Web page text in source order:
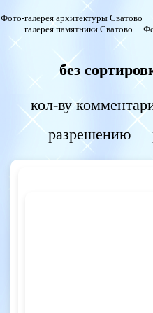
Фото-галерея архитектуры Сватово
галерея памятники Сватово
без
кол-ву
разрешению |